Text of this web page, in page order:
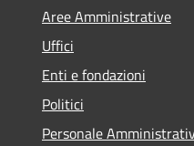
Aree Amministrative
Uffici
Enti e fondazioni
Politici
Personale